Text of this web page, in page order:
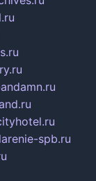
spb.ru